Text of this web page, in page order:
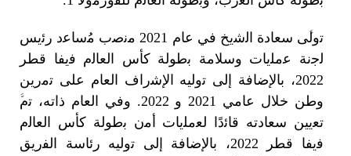
ﺗوﻟﱠﻰ ﺳﻌﺎدة اﻟﺷيخ ﻓﻲ ﻋﺎم 2021 ﻣﻧﺻب ﻣُﺳﺎﻋد رﺋيس
ﻋﻣﻠيات وﺳﻼﻣﺔ ﺑطوﻟﺔ ﻛﺄس اﻟﻌﺎﻟم ﻓيفا قطر
2022، ﺑﺎﻹﺿﺎﻓﺔ إﻟﻰ ﺗوليه اﻹﺷراف اﻟﻌﺎم ﻋﻠﻰ ﺗﻣرين
وطن ﺧﻼل ﻋﺎﻣﻲ 2021 و 2022. وﻓﻲ اﻟﻌﺎم ذاته، ﺗمﱠ
ﺳﻌﺎدته ﻗﺎﺋدًا ﻟﻌﻣﻠيات أﻣن ﺑطوﻟﺔ ﻛﺄس اﻟﻌﺎﻟم
ﻓيفا قطر 2022، ﺑﺎﻹﺿﺎﻓﺔ إﻟﻰ ﺗوليه رﺋﺎﺳﺔ اﻟﻔريق